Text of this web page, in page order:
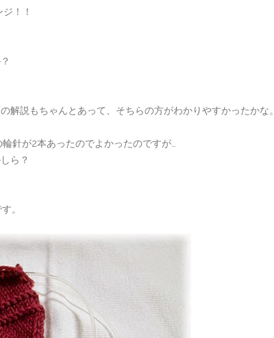
！！
解説もちゃんとあって、そちらの方がわかりやすかったかな。
針が2本あったのでよかったのですが…
ら？
。